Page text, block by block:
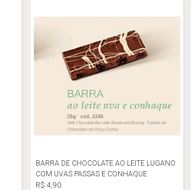
BARRA DE CHOCOLATE AO LEITE LUGANO
COM UVAS PASSAS E CONHAQUE
R$ 4,90